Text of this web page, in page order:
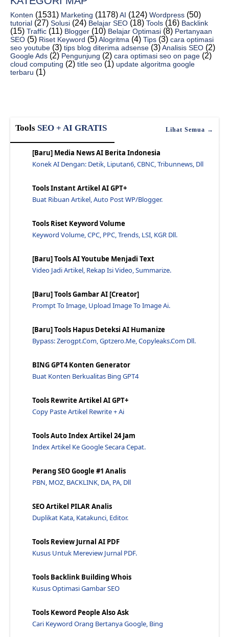
Direktori Perangkat Lunak Otomasi Pemasaran - Jawa...
25 Ide Meningkatkan Traffic Organik Terbaik Di Pin...
Se Mrush: Alat Seo Terbaik Di Pasar, Terlalu Banya...
7 Tips Menulis Artikel Untuk Situs Web Anda Yang S...
Cara Membuat Peta Strategi Konten: 5 Pertanyaan Un...
Gunakan Google Adwords Untuk Menghasilkan 1000 Pen...
6 Langkah Mudah Strategi Pemasaran Konten B2B - Ja...
6 Jenis Posting Blog Yang Akan Membantu Anda Menda...
20 Blog Pemasaran Yang Akan Membawa Bisnis Anda Ke...
Membuat Konten Yang Mengkonversi: Masif Dan Mengun...
Apa Kesesuaian Pasar Produk, Efek Jaringan, dan Pu...
Seo Dan Peta Situs, Yang Perlu Anda Ketahui - Jawa...
12 Contoh Halaman 'Tentang Saya' yang Luar Biasa U...
Diblokir Oleh Google? 3 Langkah Agar Dilihat Lagi ...
Podcast: Menulis Salinan Persuasif: Cara Membuat P...
Rencanakan Konten: Strategi Pemasaran Konten B2 B ...
Triangulasi Google: Akankah Situs Otoritas Bertaha...
Mengapa Perusahaan B2 B Harus Berinvestasi Dalam P...
Apa Perbedaan Antara Perusahaan/Agensi Pemasaran S...
Apakah Anda Memerlukan Audit Situs Penuh Untuk Lal...
Panduan Cold Email Marketing Lengkap (Infografis) ...
Mengalahkan Algoritma Penguin Google - Jawaraspeed
Plugin Word Press Ultimate Self Hosted dan Fa Qs -...
Apa Itu Tautan Dan Bagaimana Cara Kerjanya? - Jawa...
Haruskah Saya Memiliki 1 Kata Kunci Atau Benar-ben...
Pinterest Untuk Bisnis: Panduan Pemula Untuk Pemas...
Menulis Tag Judul Seo Untuk Peringkat Pencarian Le...
8 Tantangan Pemasaran Teratas - Jawaraspeed
Cara Menggunakan Pemrosesan Bahasa Alami Untuk Mem...
Konten (1531) Marketing (1178)AI (124) Wordpress (50)
tutorial (27) Solusi (24) Belajar SEO (18) Tools (16) Backlink
(15) Traffic (11) Blogger (10) Belajar Optimasi (8) Pertanyaan
SEO (5) Riset Keyword (5)Alogritma (4) Tips (3) cara optimasi
seo youtube (3) tips blog diterima adsense (3)Analisis SEO (2)
Google Ads (2) Pengunjung (2) cara optimasi seo on page (2)
cloud computing (2) title seo (1) update algoritma google
terbaru (1)
Tools SEO + AI GRATIS Lihat Semua →
[Baru] Media News AI Berita Indonesia
Konek AI Dengan: Detik, Liputan6, CBNC, Tribunnews, Dll
Tools Instant Artikel AI GPT+
Buat Ribuan Artikel, Auto Post WP/Blogger.
Tools Riset Keyword Volume
Keyword Volume, CPC, PPC, Trends, LSI, KGR Dll.
[Baru] Tools AI Youtube Menjadi Text
Video Jadi Artikel, Rekap Isi Video, Summarize.
[Baru] Tools Gambar AI [Creator]
Prompt To Image, Upload Image To Image Ai.
[Baru] Tools Hapus Deteksi AI Humanize
Bypass: Zerogpt.com, Gptzero.me, Copyleaks.com Dll.
BING GPT4 Konten Generator
Buat Konten Berkualitas Bing GPT4
Tools Rewrite Artikel AI GPT+
Copy Paste Artikel Rewrite + Ai
Tools Auto Index Artikel 24 Jam
Index Artikel Ke Google Secara Cepat.
Perang SEO Google #1 Analis
PBN, MOZ, BACKLINK, DA, PA, Dll
SEO Artikel PILAR Analis
Duplikat Kata, Katakunci, Editor.
Tools Review Jurnal AI PDF
Kusus Untuk Mereview Jurnal PDF.
Tools Backlink Building Whois
Kusus Optimasi Gambar SEO
Tools Keword People Also Ask
Cari Keyword Orang Bertanya Google, Bing